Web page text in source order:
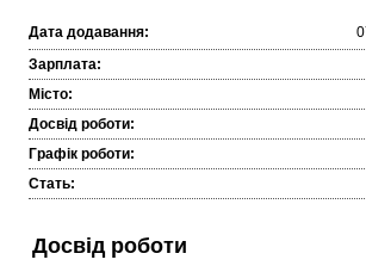
Дата додавання:
Зарплата:
Місто:
Досвід роботи:
Графік роботи:
Стать:
Досвід роботи